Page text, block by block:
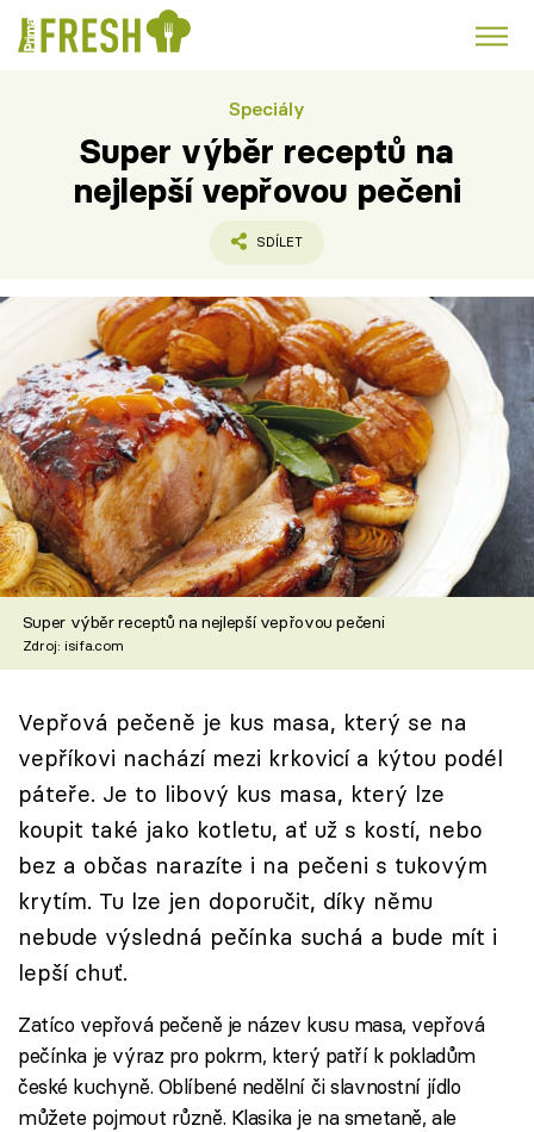
Polévky k večeři
Česká kuchyně Čokoláda
Témata
Recepty
Články
TV Program
Škola vaření
Recepty z TV
Speciál: Cuketa
Těhotnej kuchař
Sledujte prima+
Přihlášení
Speciály
Super výběr receptů na
nejlepší vepřovou pečeni
SDÍLET
Super výběr receptů na nejlepší vepřovou pečeni
Zdroj: isifa.com
Vepřová pečeně je kus masa, který se na
vepříkovi nachází mezi krkovicí a kýtou podél
páteře. Je to libový kus masa, který lze
koupit také jako kotletu, ať už s kostí, nebo
bez a občas narazíte i na pečeni s tukovým
krytím. Tu lze jen doporučit, díky němu
nebude výsledná pečínka suchá a bude mít i
lepší chuť.
Zatíco vepřová pečeně je název kusu masa, vepřová
pečínka je výraz pro pokrm, který patří k pokladům
české kuchyně. Oblíbené nedělní či slavnostní jídlo
můžete pojmout různě. Klasika je na smetaně, ale